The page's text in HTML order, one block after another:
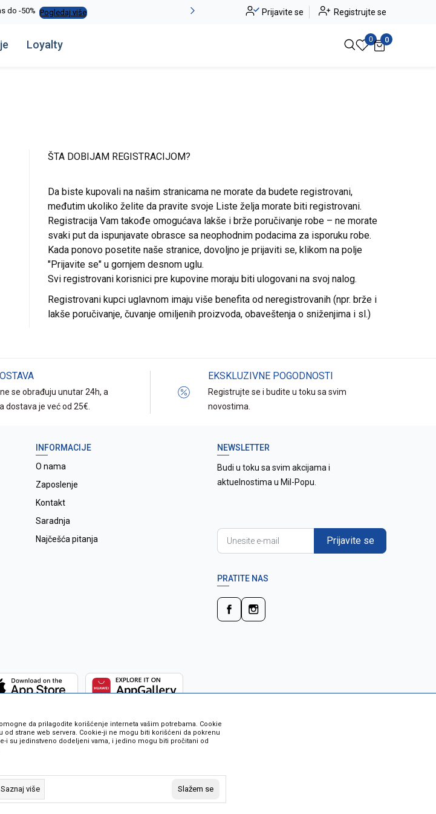
do -50% Pogledaj više Novo u ponudi - Jadea Pogledaj više
Prijavite se Registrujte se
Loyalty 0 0
ŠTA DOBIJAM REGISTRACIJOM?
Da biste kupovali na našim stranicama ne morate da budete registrovani,
međutim ukoliko želite da pravite svoje Liste želja morate biti registrovani.
Registracija Vam takođe omogućava lakše i brže poručivanje robe – ne morate
svaki put da ispunjavate obrasce sa neophodnim podacima za isporuku robe.
Kada ponovo posetite naše stranice, dovoljno je prijaviti se, klikom na polje
"Prijavite se" u gornjem desnom uglu.
Svi registrovani korisnici pre kupovine moraju biti ulogovani na svoj nalog.
Registrovani kupci uglavnom imaju više benefita od neregistrovanih (npr. brže i
lakše poručivanje, čuvanje omiljenih proizvoda, obaveštenja o sniženjima i sl.)
se obrađuju unutar 24h, a
dostava je već od 25€.
EKSKLUZIVNE POGODNOSTI
Registrujte se i budite u toku sa svim
novostima.
INFORMACIJE
O nama
Zaposlenje
Kontakt
Saradnja
Najčešća pitanja
NEWSLETTER
Budi u toku sa svim akcijama i
aktuelnostima u Mil-Popu.
Prijavite se
PRATITE NAS
i samih cijena ali ne možemo garantovati da su sve informacije kompletne i bez
da su dostupni u svakom trenutku. Raspoloživost robe možete provjeriti besplatnim
na broj 067259021.
, IzradaNB SOFT. Sva prava zadržana.
da prilagodite korišćenje interneta vašim potrebama. Cookie
strane web servera. Cookie-ji ne mogu biti korišćeni da pokrenu
i su jedinstveno dodeljeni vama, i jedino mogu biti pročitani od
Saznaj više Slažem se